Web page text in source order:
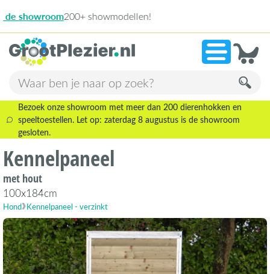
»13.945
Bezoek onze showroom met meer dan 200 dierenhokken en
speeltoestellen. Let op: zaterdag 8 augustus is de showroom
gesloten.
Kennelpaneel
met hout
100x184cm
Hond Kennelpaneel - verzinkt